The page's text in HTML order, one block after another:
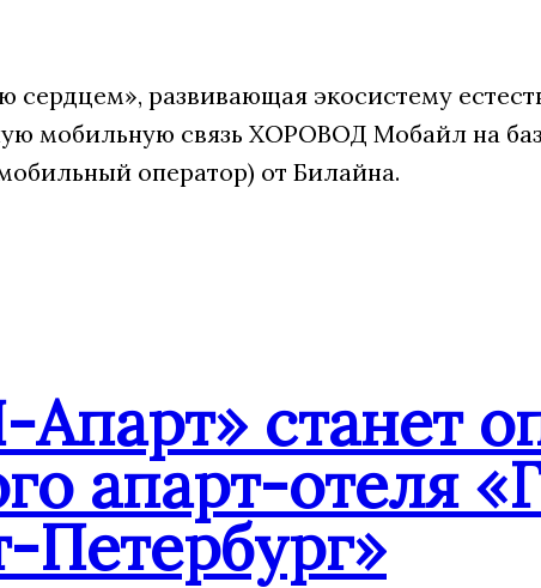
развивающая экосистему
мобильную связь ХОРОВОД Мобайл на
оператор) от Билайна.
станет
апарт-отеля
Петербург»